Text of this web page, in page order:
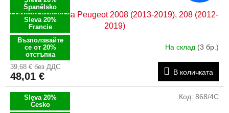
Španělsko
Sleva 20%
Francie
Възползвайте
се от 20%
отстъпка
Гумени стелки за Peugeot 2008 (2013-2019), 208 (2012-
2019)
На склад (3 бр.)
39,68 € без ДДС
48,01 € В количката
Sleva 20%
Česko
Код: 868/4C